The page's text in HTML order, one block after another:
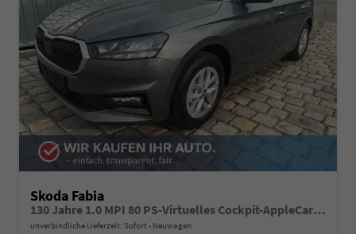
Skoda Fabia
130 Jahre 1.0 MPI 80 PS-Virtuelles Cockpit-AppleCarplay-Android-Auto-LED-Klima-Tempomat-Rückfahrkamera-DAB-SHZ-15" Alu-sofort
unverbindliche Lieferzeit: Sofort Neuwagen